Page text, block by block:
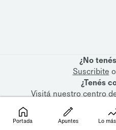
¿No
Suscribite o
¿Tenés
Visitá nuestrocentro
Portada Apuntes Lo